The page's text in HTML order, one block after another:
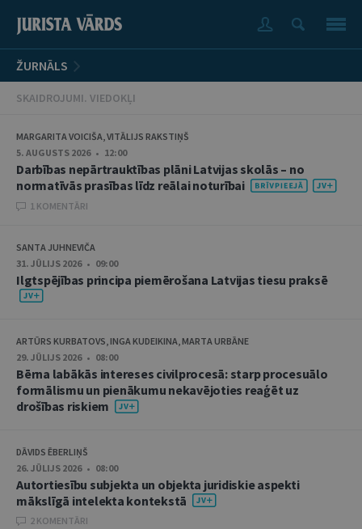
ŽURNĀLS
SKAIDROJUMI. VIEDOKĻI
MARGARITA VOICIŠA, VITĀLIJS RAKSTIŅŠ
5. AUGUSTS 2026 • 12:00
Darbības nepārtrauktības plāni Latvijas skolās – no
normatīvās prasības līdz reālai noturībai
1 KOMENTĀRI
SANTA JUHNEVIČA
31. JŪLIJS 2026 • 09:00
Ilgtspējības principa piemērošana Latvijas tiesu praksē
ARTŪRS KURBATOVS, INGA KUDEIKINA, MARTA URBĀNE
29. JŪLIJS 2026 • 08:00
Bērna labākās intereses civilprocesā: starp procesuālo
formālismu un pienākumu nekavējoties reaģēt uz
drošības riskiem
DĀVIDS ĒBERLIŅŠ
26. JŪLIJS 2026 • 08:00
Autortiesību subjekta un objekta juridiskie aspekti
mākslīgā intelekta kontekstā
2 KOMENTĀRI